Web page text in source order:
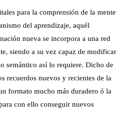
para la comprensión de la mente
del aprendizaje, aquél
nueva se incorpora a una red
siendo a su vez capaz de modificar
semántico así lo requiere. Dicho de
recuerdos nuevos y recientes de la
formato mucho más duradero ó la
con ello conseguir nuevos